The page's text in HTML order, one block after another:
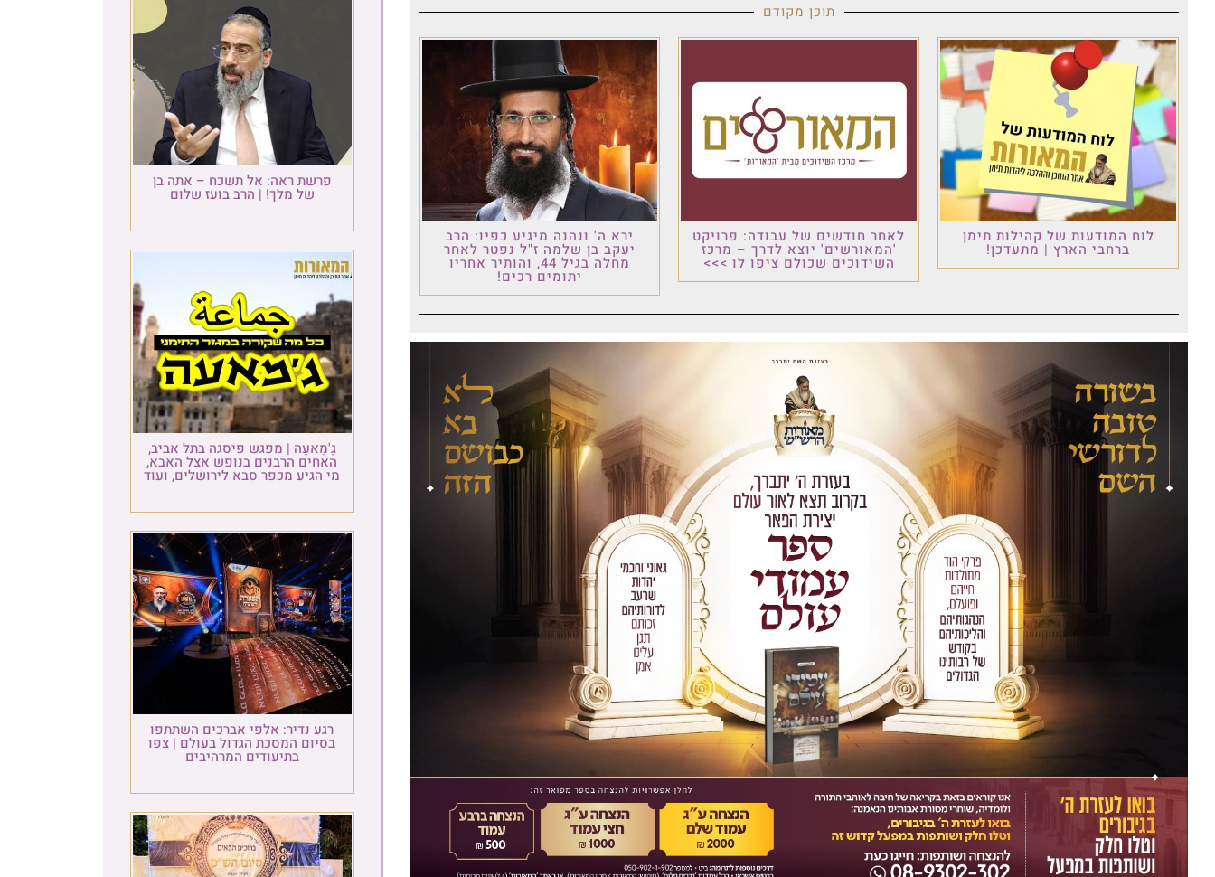
תוכן מקודם
לוח המודעות של קהילות תימן
ברחבי הארץ | מתעדכן!
לאחר חודשים של עבודה: פרויקט
'המאורשים' יוצא לדרך – מרכז
השידוכים שכולם ציפו לו >>>
ירא ה' ונהנה מיגיע כפיו: הרב
יעקב בן שלמה ז"ל נפטר לאחר
מחלה בגיל 44, והותיר אחריו
יתומים רכים!
פרשת ראה: אל תשכח – אתה בן
של מלך! | הרב בועז שלום
גַ'מַאעַה | מפגש פיסגה בתל אביב,
האחים הרבנים בנופש אצל האבא,
מי הגיע מכפר סבא לירושלים, ועוד
רגע נדיר: אלפי אברכים השתתפו
בסיום המסכת הגדול בעולם | צפו
בתיעודים המרהיבים